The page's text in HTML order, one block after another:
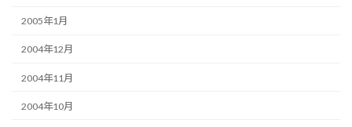
2005年1月
2004年12月
2004年11月
2004年10月